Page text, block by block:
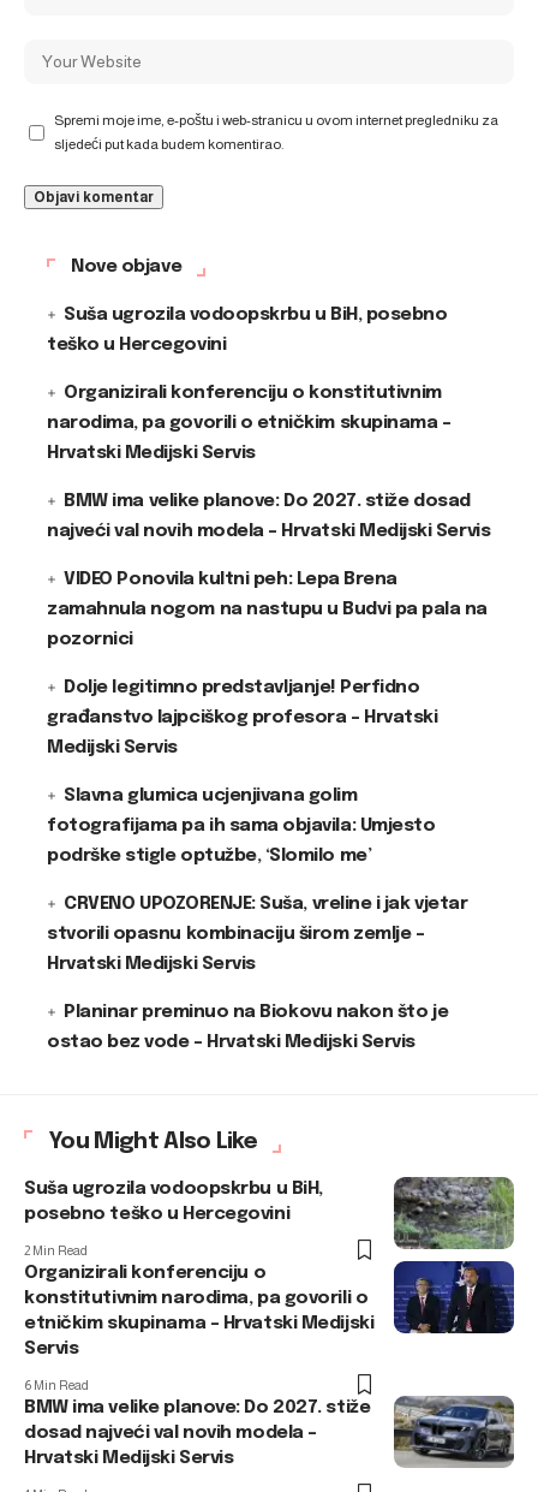
Spremi moje ime, e-poštu i web-stranicu u ovom internet pregledniku za
sljedeći put kada budem komentirao.
Nove objave
Suša ugrozila vodoopskrbu u BiH, posebno
teško u Hercegovini
Organizirali konferenciju o konstitutivnim
narodima, pa govorili o etničkim skupinama –
Hrvatski Medijski Servis
BMW ima velike planove: Do 2027. stiže dosad
najveći val novih modela – Hrvatski Medijski Servis
VIDEO Ponovila kultni peh: Lepa Brena
zamahnula nogom na nastupu u Budvi pa pala na
pozornici
Dolje legitimno predstavljanje! Perfidno
građanstvo lajpciškog profesora – Hrvatski
Medijski Servis
Slavna glumica ucjenjivana golim
fotografijama pa ih sama objavila: Umjesto
podrške stigle optužbe, ‘Slomilo me’
CRVENO UPOZORENJE: Suša, vreline i jak vjetar
stvorili opasnu kombinaciju širom zemlje –
Hrvatski Medijski Servis
Planinar preminuo na Biokovu nakon što je
ostao bez vode – Hrvatski Medijski Servis
You Might Also Like
Suša ugrozila vodoopskrbu u BiH,
posebno teško u Hercegovini
2 Min Read
Organizirali konferenciju o
konstitutivnim narodima, pa govorili o
etničkim skupinama – Hrvatski Medijski
Servis
6 Min Read
BMW ima velike planove: Do 2027. stiže
dosad najveći val novih modela –
Hrvatski Medijski Servis